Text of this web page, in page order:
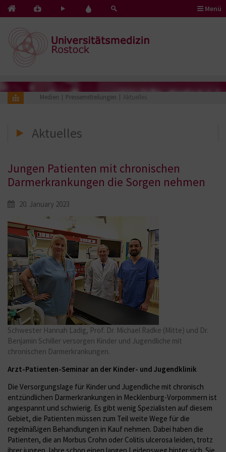
Kontakt
Notfälle
Pflege
Herz
Blut
Menü
Medien Pressemitteilungen Aktuelles
Aktuelles
Jungen Patienten mit chronischen
Darmerkrankungen die Sorgen nehmen
20. January 2023
Schwester Hannah Ladig, Prof. Dr. Michael Radke (Mitte) und Dr.
Benjamin Schiller versorgen Kinder und Jugendliche mit
chronischen Darmerkrankungen.
Arzt-Patienten-Seminar an der Kinder- und Jugendklinik
Die Versorgungslage für Kinder und Jugendliche mit chronisch
entzündlichen Darmerkrankungen in Mecklenburg-Vorpommern ist
angespannt und schwierig. Es gibt wenig Spezialisten auf diesem
Gebiet, die Patienten müssen zum Teil weite Wege für die
regelmäßigen Behandlungen in Kauf nehmen. Dabei haben die
Patienten, die an Morbus Crohn oder Colitis ulcerosa leiden, trotz